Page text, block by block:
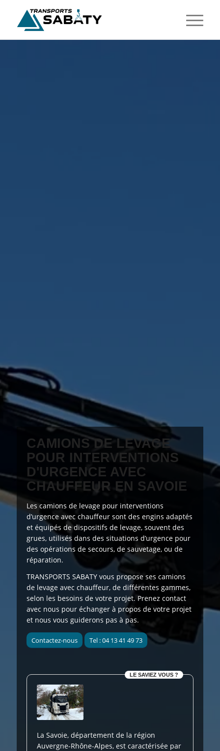
CAMIONS DE LEVAGE
POUR INTERVENTIONS
D'URGENCE AVEC
CHAUFFEUR EN SAVOIE
Les camions de levage pour interventions
d’urgence avec chauffeur sont des engins adaptés
et équipés de dispositifs de levage, souvent des
grues, utilisés dans des situations d’urgence pour
des opérations de secours, de sauvetage, ou de
réparation.
TRANSPORTS SABATY vous propose ses camions
de levage avec chauffeur, de différentes gammes,
selon les besoins de votre projet. Prenez contact
avec nous pour échanger à propos de votre projet
et nous vous guiderons pas à pas.
Contactez-nous Tel : 04 13 41 49 73
LE SAVIEZ VOUS ?
La Savoie, département de la région
Auvergne-Rhône-Alpes, est caractérisée par